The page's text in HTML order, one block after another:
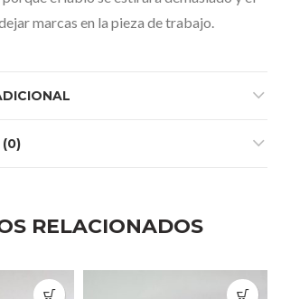
marcas en la pieza de trabajo.
(0)
RELACIONADOS